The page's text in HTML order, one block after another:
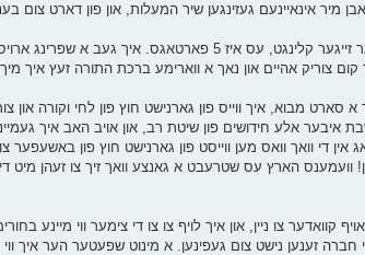
מיר אינאיינעם געזינגען שיר המעלות, און פון דארט צום
וישן, ויחלום, והנה דער זייגער קלינגט, עס איז
קום צוריק אהיים און נאך א ווארימע ברכת התורה זעץ איך
סארט מבוא, איך ווייס פון גארנישט חוץ פון לחי וקורה
איבער אלע חידושים פון שיטת רב, און אויב האב איך
אין די וואך וואס מען ווייסט פון גארנישט חוץ פון
וועמענס הארץ עס שטרעבט א גאנצע וואך זיך צו זעהן
קוואדער צו ניין, און איך לויף צו צו די צימער ווי מיינע
זענען נישט צום געפינען. א מינוט שפעטער הער איך ווי